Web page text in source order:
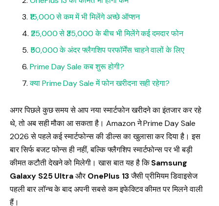
₹15,000 से कम में भी मिलेंगे अच्छे ऑप्शन
₹25,000 से ₹35,000 के बीच भी मिलेंगे कई दमदार फोन
₹50,000 के अंदर फ्लैगशिप परफॉर्मेंस चाहने वालों के लिए
Prime Day Sale कब शुरू होगी?
क्या Prime Day Sale में फोन खरीदना सही रहेगा?
अगर पिछले कुछ समय से आप नया स्मार्टफोन खरीदने का इंतजार कर रहे
थे, तो अब सही मौका आ सकता है। Amazon ने Prime Day Sale
2026 से पहले कई स्मार्टफोन्स की डील्स का खुलासा कर दिया है। इस
बार सिर्फ बजट फोन्स ही नहीं, बल्कि फ्लैगशिप स्मार्टफोन्स पर भी बड़ी
कीमत कटौती देखने को मिलेगी। खास बात यह है किSamsung
Galaxy S25 UltraऔरOnePlus 13जैसी प्रीमियम डिवाइसेज
पहली बार लॉन्च के बाद अपनी सबसे कम इफेक्टिव कीमत पर मिलने वाली
हैं।